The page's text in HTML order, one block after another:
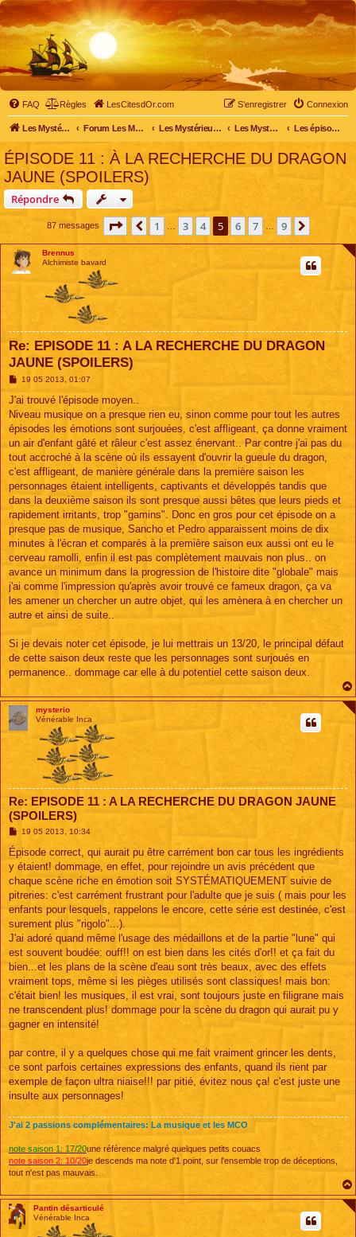
FAQ Règles LesCitesdOr.com Connexion
S’enregistrer
Les Mystérieuses Cités d'Or - LesCitesdOr.com Forum Les Mystérieuses Cités d'Or Les Mystérieuses Cités d'Or Les Mystérieuses Cités d'Or : saison 2 (2013) Les épisodes de la saison 2
ÉPISODE 11 : À LA RECHERCHE DU DRAGON
JAUNE (SPOILERS)
Répondre
87 messages Page sur
Précédente
1 3 4 5 6 7 9
Brennus
Alchimiste bavard
Re: EPISODE 11 : A LA RECHERCHE DU DRAGON
JAUNE (SPOILERS)
M
s
a
g
19 05 2013, 01:07
J'ai trouvé l'épisode moyen..
Niveau musique on a presque rien eu, sinon comme pour tout les autres
épisodes les émotions sont surjouées, c'est affligeant, ça donne vraiment
un air d'enfant gâté et râleur c'est assez énervant.. Par contre j'ai pas du
tout accroché à la scène où ils essayent d'ouvrir la gueule du dragon,
c'est affligeant, de manière générale dans la première saison les
personnages étaient intelligents, captivants et développés tandis que
dans la deuxième saison ils sont presque aussi bêtes que leurs pieds et
rapidement irritants, trop "gamins". Donc en gros pour cet épisode on a
presque pas de musique, Sancho et Pedro apparaissent moins de dix
minutes à l'écran et comparés à la première saison eux aussi ont eu le
cerveau ramolli, enfin il est pas complètement mauvais non plus.. on
avance un minimum dans la progression de l'histoire dite "globale" mais
j'ai comme l'impression qu'après avoir trouvé ce fameux dragon, ça va
les amener un chercher un autre objet, qui les amènera à en chercher un
autre et ainsi de suite..
Si je devais noter cet épisode, je lui mettrais un 13/20, le principal défaut
de cette saison deux reste que les personnages sont surjoués en
permanence.. dommage car elle à du potentiel cette saison deux.
mysterio
Vénérable Inca
Re: EPISODE 11 : A LA RECHERCHE DU DRAGON JAUNE
(SPOILERS)
M
s
a
g
19 05 2013, 10:34
Épisode correct, qui aurait pu être carrément bon car tous les ingrédients
y étaient! dommage, en effet, pour rejoindre un avis précédent que
chaque scène riche en émotion soit SYSTÉMATIQUEMENT suivie de
pitreries: c'est carrément frustrant pour l'adulte que je suis ( mais pour les
enfants pour lesquels, rappelons le encore, cette série est destinée, c'est
surement plus "rigolo"...).
J'ai adoré quand même l'usage des médaillons et de la partie "lune" qui
est souvent boudée: ouff!! on est bien dans les cités d'or!! et ça fait du
bien...et les plans de la scène d'eau sont très beaux, avec des effets
vraiment tops, même si les pièges utilisés sont classiques! mais bon:
c'était bien! les musiques, il est vrai, sont toujours juste en filigrane mais
ne transcendent plus! dommage pour la scène du dragon qui aurait pu y
gagner en intensité!
par contre, il y a quelques chose qui me fait vraiment grincer les dents,
ce sont parfois certaines expressions des enfants, quand ils rient par
exemple de façon ultra niaise!!! par pitié, évitez nous ça! c'est juste une
insulte aux personnages!
J'ai 2 passions complémentaires: La musique et les MCO
note saison 1: 17/20une référence malgré quelques petits couacs
note saison 2: 10/20je descends ma note d'1 point, sur l'ensemble trop de déceptions,
tout n'est pas mauvais.
Pantin désarticulé
Vénérable Inca